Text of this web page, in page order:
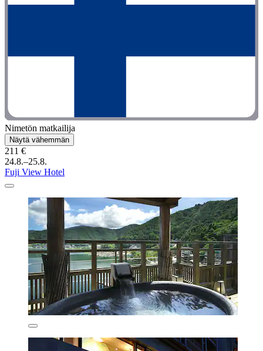
Nimetön matkailija
Näytä vähemmän
211 €
24.8.–25.8.
Fuji View Hotel